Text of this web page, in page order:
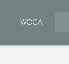
WOCA